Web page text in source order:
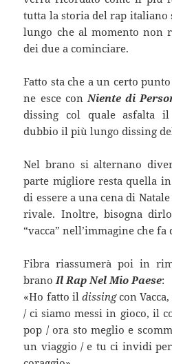
tutta la storia del rap italiano
lungo che al momento non
dei due a cominciare.
Fatto sta che a un certo
ne esce conNiente di
dissing col quale asfalta il
dubbio il più lungo dissing
Nel brano si alternano
parte migliore resta quella
di essere a una cena di
rivale. Inoltre, bisogna
“vacca” nell’immagine che
Fibra riassumerà poi in
branoIl Rap Nel Mio Paese:
«Ho fatto il dissingcon
/ ci siamo messi in gioco, il
pop / ora sto meglio e
un viaggio / e tu ci invidi